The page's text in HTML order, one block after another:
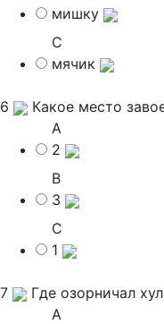
мишку
C
мячик
6
Какое место
A
2
B
3
C
1
7
Где озорничал
A